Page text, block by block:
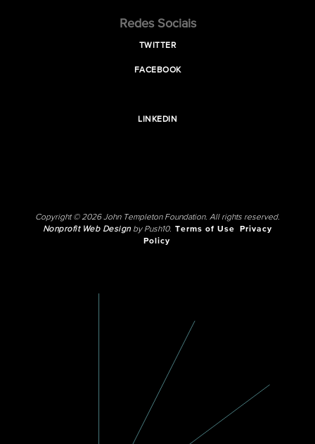
Redes Sociais
TWITTER
FACEBOOK
LINKEDIN
Copyright © 2026 John Templeton Foundation. All rights reserved.
Nonprofit Web Designby Push10. Terms of Use
Privacy
Policy